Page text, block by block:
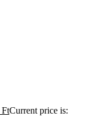
FtCurrent price is: